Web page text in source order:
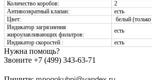
Количество коробов:
2
Антивозвратный клапан:
есть
Цвет:
белый
Индикатор загрязнения
жироулавливающих фильтров:
есть
Индикатор скоростей :
есть
Нужна помощь?
Звоните +7 (499) 343-63-71